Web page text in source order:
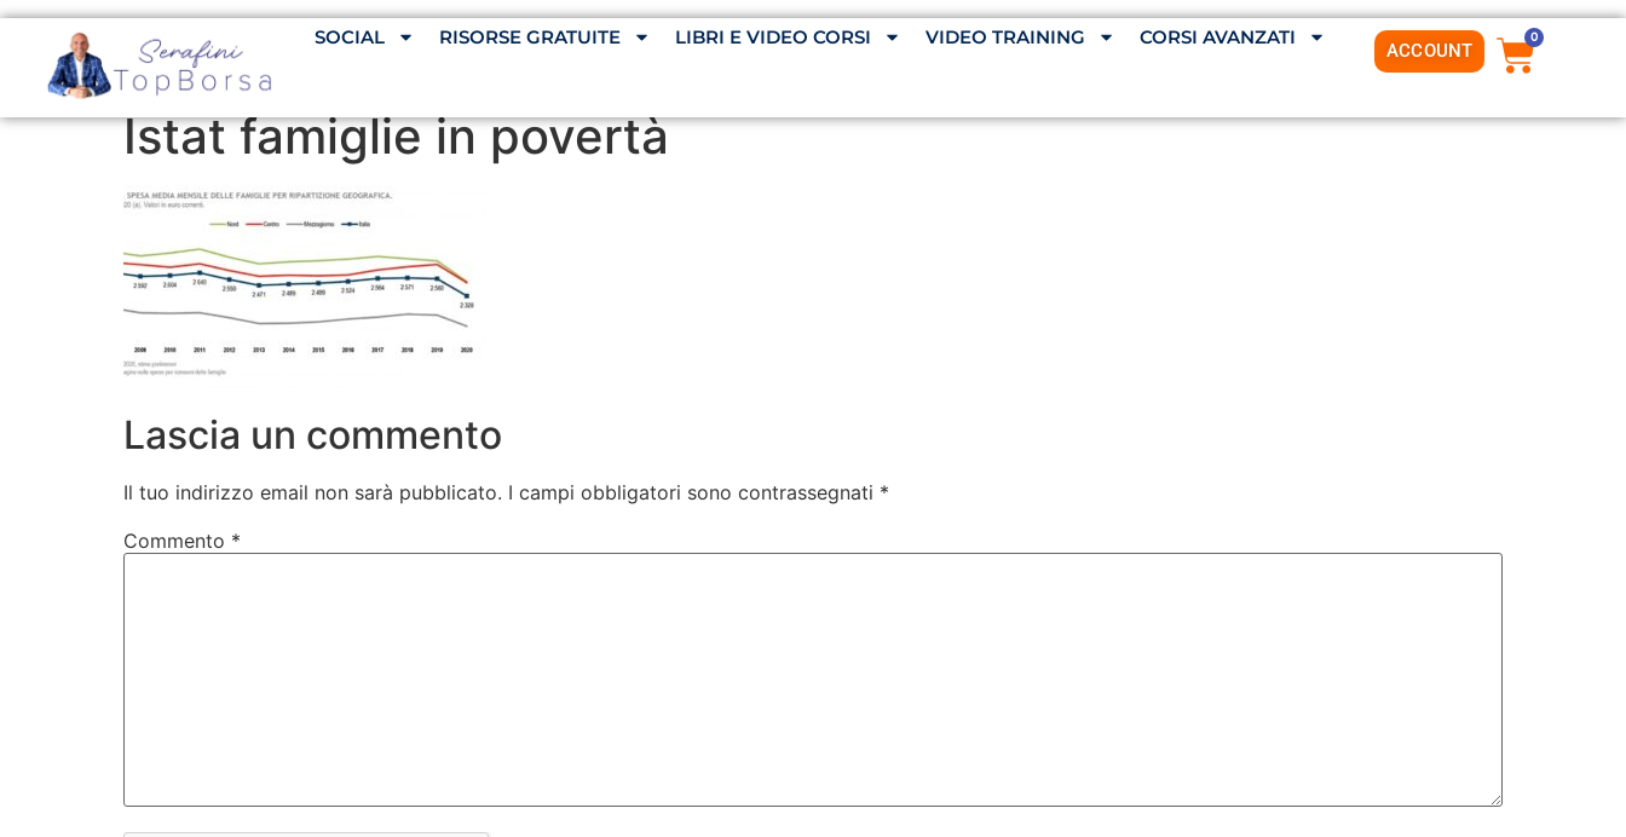
SOCIAL RISORSE GRATUITE LIBRI E VIDEO CORSI VIDEO TRAINING CORSI AVANZATI
ACCOUNT
0
Istat famiglie in povertà
Lascia un commento
Il tuo indirizzo email non sarà pubblicato. I campi obbligatori sono contrassegnati *
Commento *